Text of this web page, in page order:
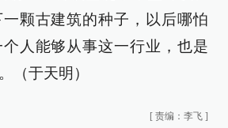
颗古建筑的种子，以后哪怕
人能够从事这一行业，也是
（于天明）
[ 责编：李飞 ]